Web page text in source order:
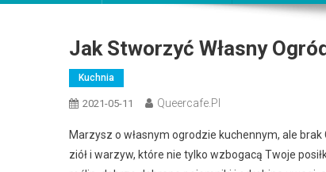
Jak Stworzyć Własny
Kuchnia
2021-05-11 Queercafe.pl
Marzysz o własnym ogrodzie kuchennym, ale
ziół i warzyw, które nie tylko wzbogacą Twoje